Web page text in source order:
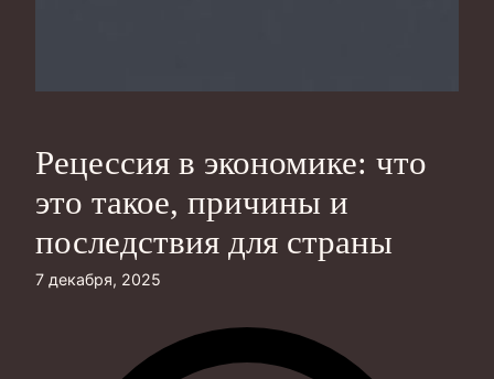
Рецессия в экономике: что
это такое, причины и
последствия для страны
7 декабря, 2025